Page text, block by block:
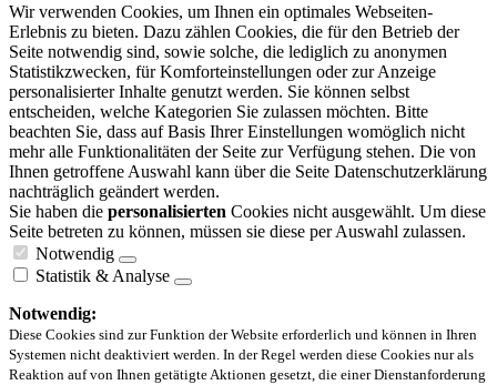
Wir verwenden Cookies, um Ihnen ein optimales Webseiten-
Erlebnis zu bieten. Dazu zählen Cookies, die für den Betrieb der
Seite notwendig sind, sowie solche, die lediglich zu anonymen
Statistikzwecken, für Komforteinstellungen oder zur Anzeige
personalisierter Inhalte genutzt werden. Sie können selbst
entscheiden, welche Kategorien Sie zulassen möchten. Bitte
beachten Sie, dass auf Basis Ihrer Einstellungen womöglich nicht
mehr alle Funktionalitäten der Seite zur Verfügung stehen. Die von
Ihnen getroffene Auswahl kann über die Seite Datenschutzerklärung
nachträglich geändert werden.
Sie haben die personalisierten Cookies nicht ausgewählt. Um diese
Seite betreten zu können, müssen sie diese per Auswahl zulassen.
Notwendig
Statistik & Analyse
Notwendig:
Diese Cookies sind zur Funktion der Website erforderlich und können in Ihren
Systemen nicht deaktiviert werden. In der Regel werden diese Cookies nur als
Reaktion auf von Ihnen getätigte Aktionen gesetzt, die einer Dienstanforderung